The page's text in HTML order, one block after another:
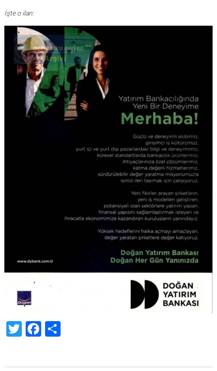
İşte o ilan:
TwitterFacebook
Share